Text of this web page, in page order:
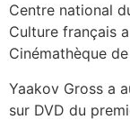
Centre national
Culture français
Cinémathèque
Yaakov Gross a
sur DVD du